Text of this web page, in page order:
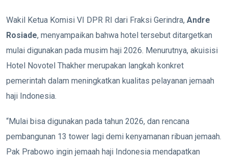
Wakil Ketua Komisi VI DPR RI dari Fraksi Gerindra, Andre
Rosiade, menyampaikan bahwa hotel tersebut ditargetkan
mulai digunakan pada musim haji 2026. Menurutnya, akuisisi
Hotel Novotel Thakher merupakan langkah konkret
pemerintah dalam meningkatkan kualitas pelayanan jemaah
haji Indonesia.
“Mulai bisa digunakan pada tahun 2026, dan rencana
pembangunan 13 tower lagi demi kenyamanan ribuan jemaah.
Pak Prabowo ingin jemaah haji Indonesia mendapatkan